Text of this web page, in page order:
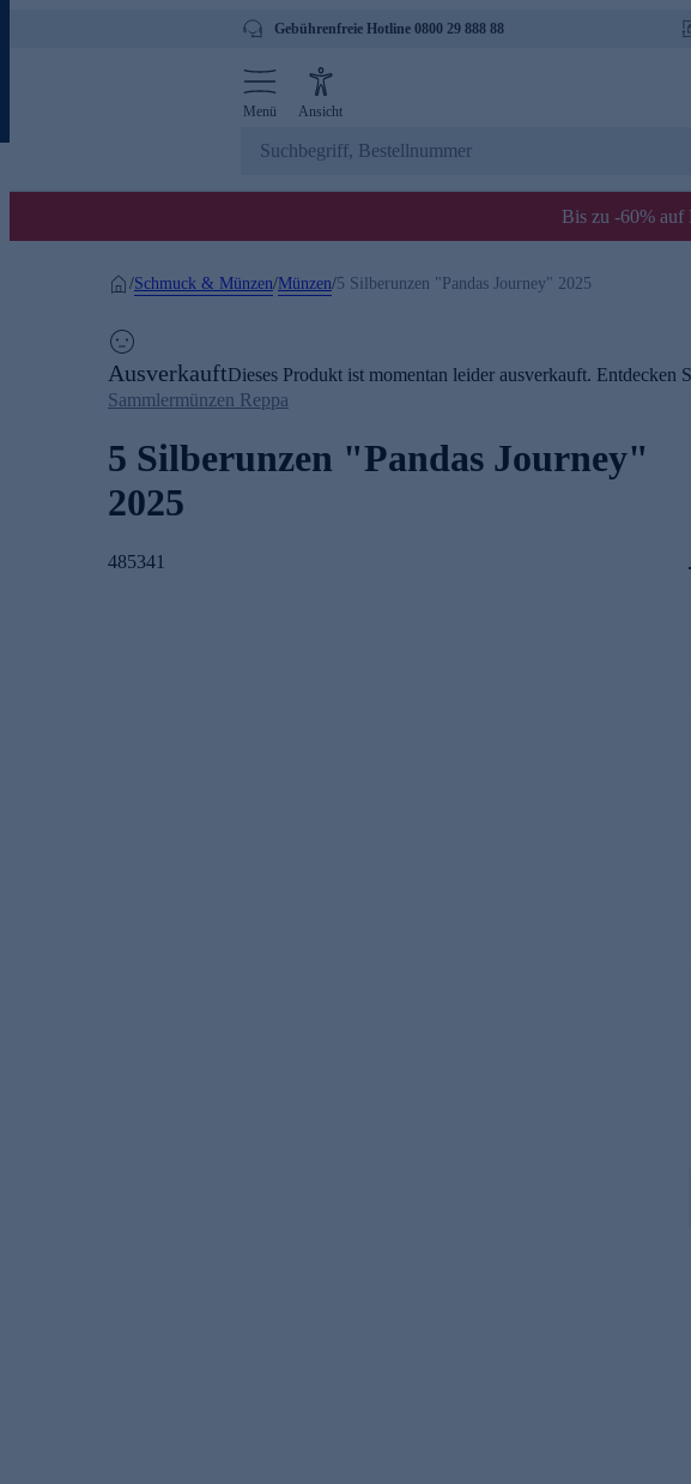
Gebührenfreie Hotline 0800 29 888 88
Menü Ansicht
Bis zu -60% auf
/Schmuck & Münzen/Münzen/5 Silberunzen "Pandas Journey" 2025
AusverkauftDieses Produkt ist momentan leider ausverkauft. Entdecken
Sammlermünzen Reppa
5 Silberunzen "Pandas Journey"
2025
485341